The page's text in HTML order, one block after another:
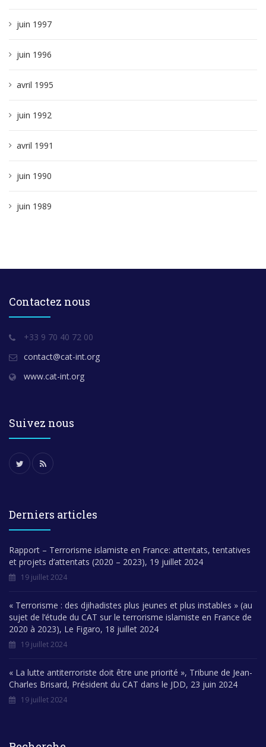
juin 1997
juin 1996
avril 1995
juin 1992
avril 1991
juin 1990
juin 1989
Contactez nous
+33 9 70 40 72 00
contact@cat-int.org
www.cat-int.org
Suivez nous
Derniers articles
Rapport – Terrorisme islamiste en France: attentats, tentatives
et projets d’attentats (2020 – 2023), 19 juillet 2024
19 juillet 2024
« Terrorisme : des djihadistes plus jeunes et plus instables » (au
sujet de l’étude du CAT sur le terrorisme islamiste en France de
2020 à 2023), Le Figaro, 18 juillet 2024
19 juillet 2024
« La lutte antiterroriste doit être une priorité », Tribune de Jean-
Charles Brisard, Président du CAT dans le JDD, 23 juin 2024
19 juillet 2024